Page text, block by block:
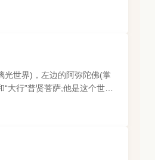
光世界)，左边的阿弥陀佛(掌
大行”普贤菩萨;他是这个世界